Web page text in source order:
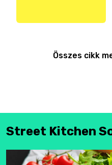
Összes cikk
Street Kitchen